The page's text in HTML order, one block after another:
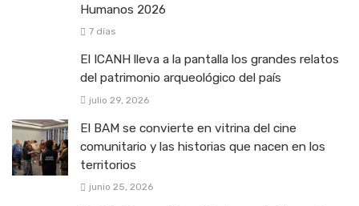
Humanos 2026
7 días
El ICANH lleva a la pantalla los grandes relatos
del patrimonio arqueológico del país
julio 29, 2026
El BAM se convierte en vitrina del cine
comunitario y las historias que nacen en los
territorios
junio 25, 2026